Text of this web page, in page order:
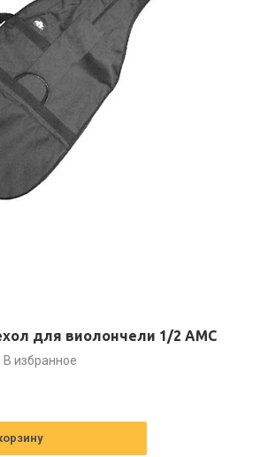
для виолончели 1/2 АМС
В избранное